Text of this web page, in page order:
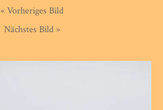
« Vorheriges Bild
Nächstes Bild »